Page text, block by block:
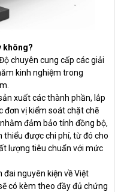
không?
chuyên cung cấp các giải
kinh nghiệm trong
xuất các thành phần, lắp
đơn vị kiểm soát chặt chẽ
đảm bảo tính đồng bộ,
được chi phí, từ đó cho
lượng tiêu chuẩn với mức
nguyên kiện về Việt
có kèm theo đầy đủ chứng